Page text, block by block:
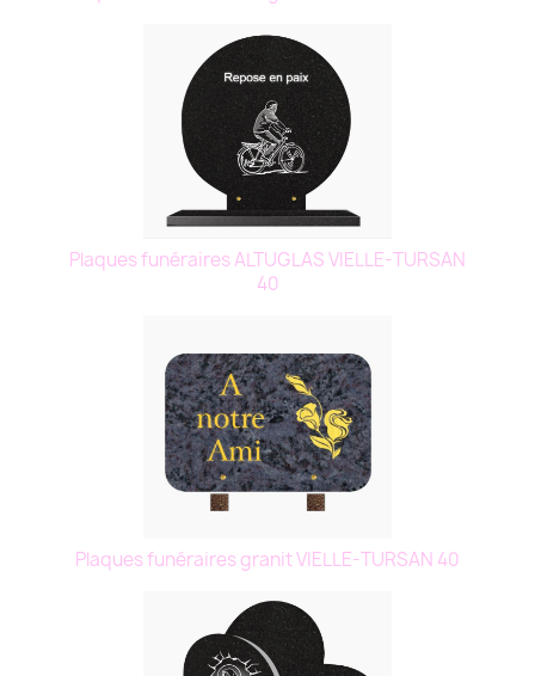
Plaques funéraires ALTUGLAS VIELLE-TURSAN
40
Plaques funéraires granit VIELLE-TURSAN 40